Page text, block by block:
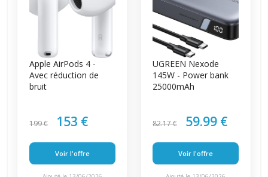
Apple AirPods 4 -
Avec réduction de
bruit
199 € 153 €
Voir l'offre
UGREEN Nexode
145W - Power bank
25000mAh
82.17 € 59.99 €
Voir l'offre